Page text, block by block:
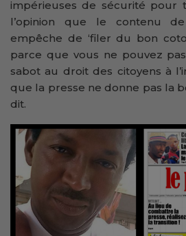
impérieuses de sécurité pour
l’opinion que le contenu
empêche de ‘filer du bon
parce que vous ne pouvez
sabot au droit des citoyens à
que la presse ne donne pas la
dit.